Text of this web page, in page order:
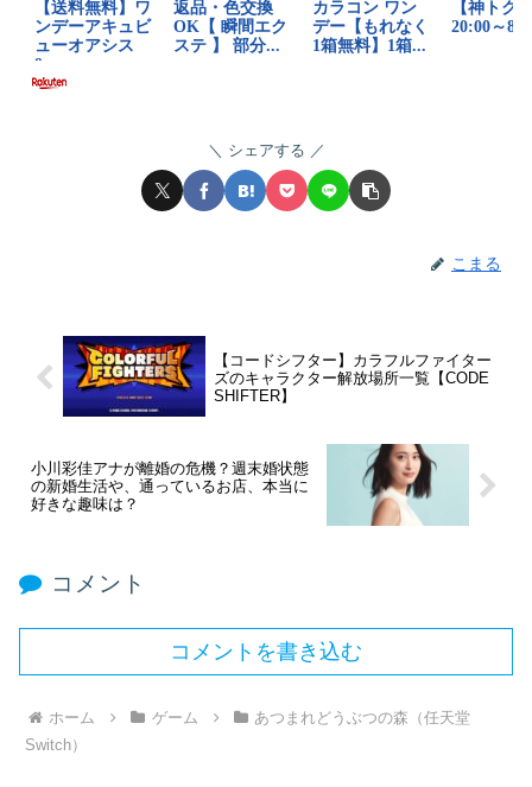
シェアする
こまる
【コードシフター】カラフルファイター
ズのキャラクター解放場所一覧【CODE
SHIFTER】
小川彩佳アナが離婚の危機？週末婚状態
の新婚生活や、通っているお店、本当に
好きな趣味は？
コメント
コメントを書き込む
ホーム ゲーム
あつまれどうぶつの森（任天堂
Switch）